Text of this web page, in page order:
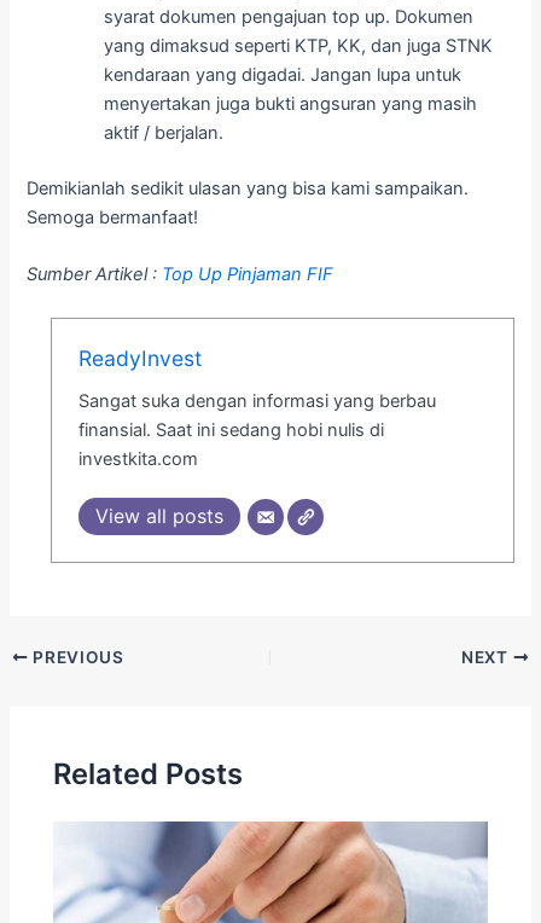
syarat dokumen pengajuan top up. Dokumen
yang dimaksud seperti KTP, KK, dan juga STNK
kendaraan yang digadai. Jangan lupa untuk
menyertakan juga bukti angsuran yang masih
aktif / berjalan.
Demikianlah sedikit ulasan yang bisa kami sampaikan.
Semoga bermanfaat!
Sumber Artikel : Top Up Pinjaman FIF
ReadyInvest
Sangat suka dengan informasi yang berbau
finansial. Saat ini sedang hobi nulis di
investkita.com
View all posts
PREVIOUS NEXT
Related Posts